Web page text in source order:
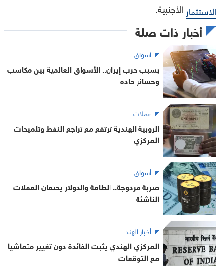
الاستثمار الأجنبية.
أخبار ذات صلة
أسواق
بسبب حرب إيران.. الأسواق العالمية بين مكاسب
وخسائر حادة
عملات
الروبية الهندية ترتفع مع تراجع النفط وتلميحات
المركزي
أسواق
ضربة مزدوجة.. الطاقة والدولار يخنقان العملات
الناشئة
أخبار الهند
المركزي الهندي يثبت الفائدة دون تغيير متماشيا
مع التوقعات